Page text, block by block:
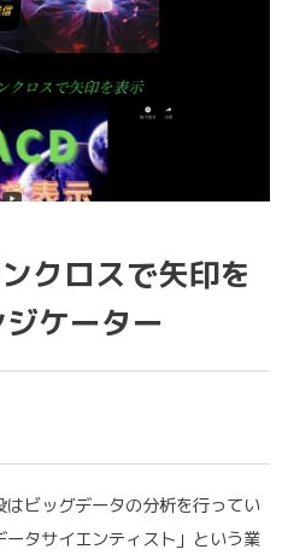
クロスで矢印を
ケーター
ビッグデータの分析を行ってい
タサイエンティスト」という業